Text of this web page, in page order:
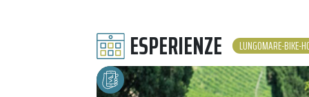
ESPERIENZE LUNGOMARE-BIKE-